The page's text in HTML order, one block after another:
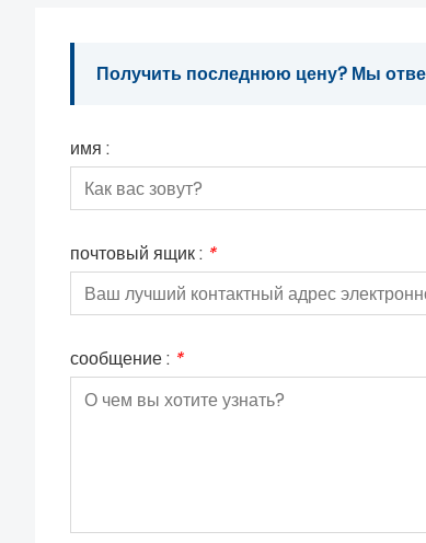
Получить последнюю цену? Мы
имя :
почтовый ящик : *
сообщение : *